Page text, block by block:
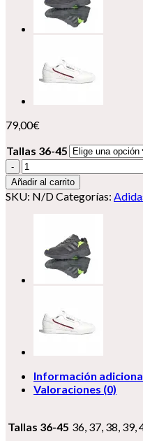
79,00€
Tallas 36-45
Adidas
Yung-
96
''Two
Añadir al carrito
SKU: N/DCategorías:
Información
Valoraciones (0)
Tallas 36-45 36, 37, 38, 39,